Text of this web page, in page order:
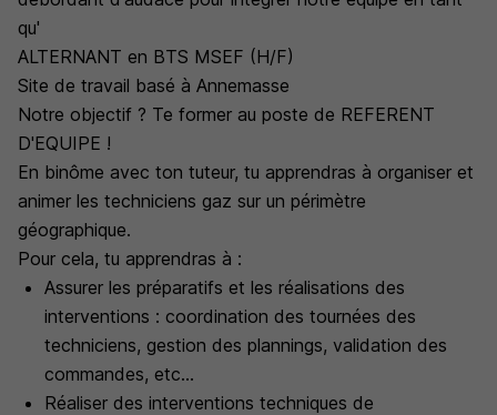
qu'
ALTERNANT en BTS MSEF (H/F)
Site de travail basé à Annemasse
Notre objectif ? Te former au poste de REFERENT
D'EQUIPE !
En binôme avec ton tuteur, tu apprendras à organiser et
animer les techniciens gaz sur un périmètre
géographique.
Pour cela, tu apprendras à :
Assurer les préparatifs et les réalisations des
interventions : coordination des tournées des
techniciens, gestion des plannings, validation des
commandes, etc...
Réaliser des interventions techniques de